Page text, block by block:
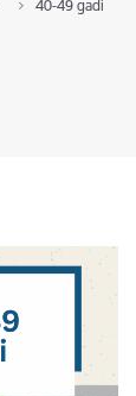
40-49 gadi